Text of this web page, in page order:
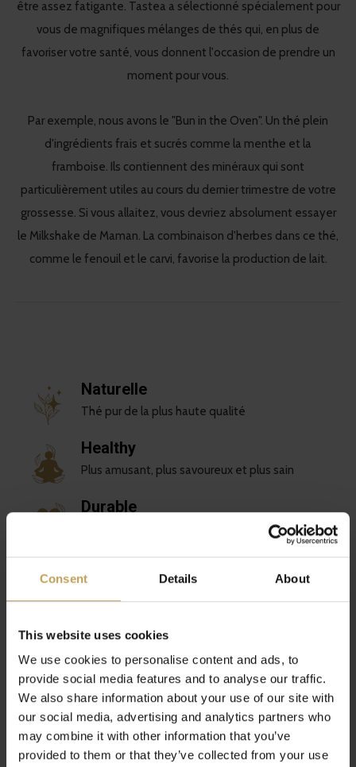
Consent Details About
This website uses cookies
We use cookies to personalise content and ads, to
provide social media features and to analyse our traffic.
We also share information about your use of our site with
our social media, advertising and analytics partners who
may combine it with other information that you’ve
provided to them or that they’ve collected from your use
être assez fatigante. Tastea a sélectionné spécialement pour
vous de magnifiques mélanges de thés qui, en plus de
favoriser votre santé, vous donnent l'occasion de prendre un
moment pour vous.
Par exemple, nous avons le "Bun in the Oven". Un thé plein
d'ingrédients frais et sucrés comme la menthe et la
framboise. Ils contiennent des minéraux qui sont
particulièrement utiles au cours du dernier trimestre de votre
grossesse. Si vous allaitez, vous devriez absolument essayer
le Milkshake de Maman. La combinaison d'herbes dans ce thé,
comme le fenouil et le carvi, favorise la production de lait.
Naturelle
Thé pur de la plus haute qualité
Healthy
Plus amusant, plus savoureux et plus sain
Durable
Mélanges de thés spéciaux
Suivez-nous sur Instagram@tastea.eu
Use #teamtastea and maybe you’ll get featured on our
Instagram page!